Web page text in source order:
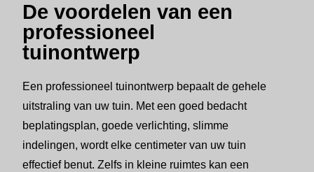
De voordelen van een
professioneel
tuinontwerp
Een professioneel tuinontwerp bepaalt de gehele
uitstraling van uw tuin. Met een goed bedacht
beplatingsplan, goede verlichting, slimme
indelingen, wordt elke centimeter van uw tuin
effectief benut. Zelfs in kleine ruimtes kan een